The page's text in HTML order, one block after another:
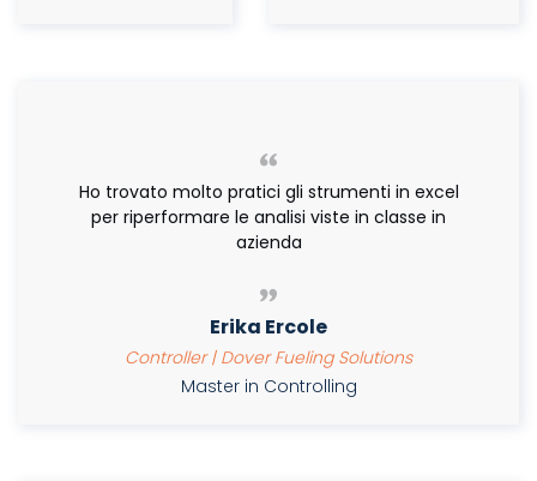
Ho trovato molto pratici gli strumenti in excel
per riperformare le analisi viste in classe in
azienda
Erika Ercole
Controller | Dover Fueling Solutions
Master in Controlling